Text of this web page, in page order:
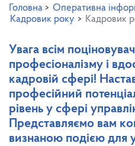
Головна > Оперативна
Кадровик року > Кадровик
Увага всім
професіоналізму і
кадровій сфері!
професійний
рівень у сфері
Представляємо вам
визнаною подією для